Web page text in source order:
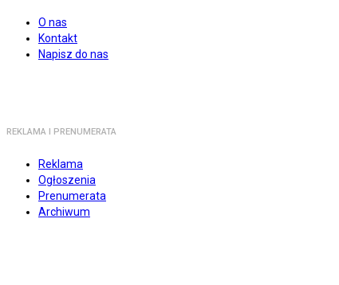
O nas
Kontakt
Napisz do nas
REKLAMA I PRENUMERATA
Reklama
Ogłoszenia
Prenumerata
Archiwum